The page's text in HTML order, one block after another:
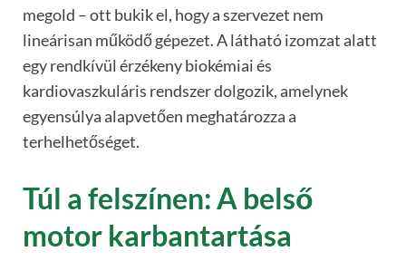
megold – ott bukik el, hogy a szervezet nem
lineárisan működő gépezet. A látható izomzat alatt
egy rendkívül érzékeny biokémiai és
kardiovaszkuláris rendszer dolgozik, amelynek
egyensúlya alapvetően meghatározza a
terhelhetőséget.
Túl a felszínen: A belső
motor karbantartása